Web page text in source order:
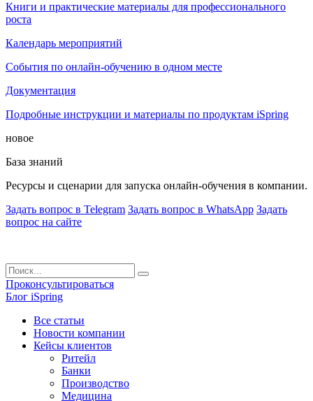
Книги и практические материалы для профессионального
роста
Календарь мероприятий
События по онлайн-обучению в одном месте
Документация
Подробные инструкции и материалы по продуктам iSpring
новое
База знаний
Ресурсы и сценарии для запуска онлайн-обучения в компании.
Задать вопрос в Telegram Задать вопрос в WhatsApp Задать
вопрос на сайте
Проконсультироваться
Блог iSpring
Все статьи
Новости компании
Кейсы клиентов
Ритейл
Банки
Производство
Медицина